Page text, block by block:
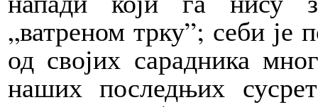
„ватреном трку”; себи је
од својих сарадника
наших последњих